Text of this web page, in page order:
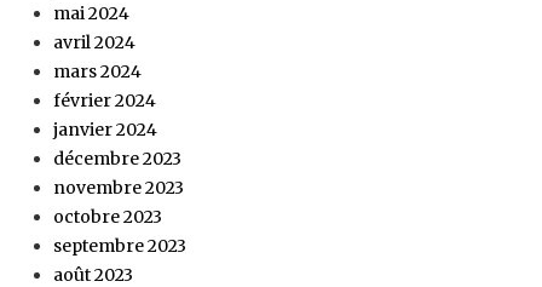
mai 2024
avril 2024
mars 2024
février 2024
janvier 2024
décembre 2023
novembre 2023
octobre 2023
septembre 2023
août 2023